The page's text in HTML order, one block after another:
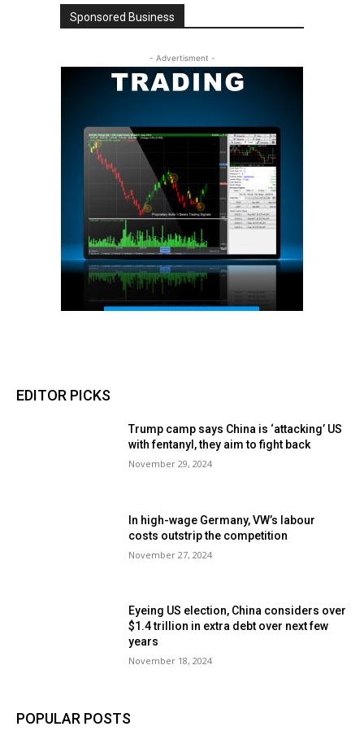
Sponsored Business
- Advertisment -
EDITOR PICKS
Trump camp says China is ‘attacking’ US
with fentanyl, they aim to fight back
November 29, 2024
In high-wage Germany, VW’s labour
costs outstrip the competition
November 27, 2024
Eyeing US election, China considers over
$1.4 trillion in extra debt over next few
years
November 18, 2024
POPULAR POSTS